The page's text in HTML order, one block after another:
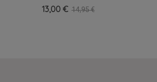
13,00 € 14,95 €